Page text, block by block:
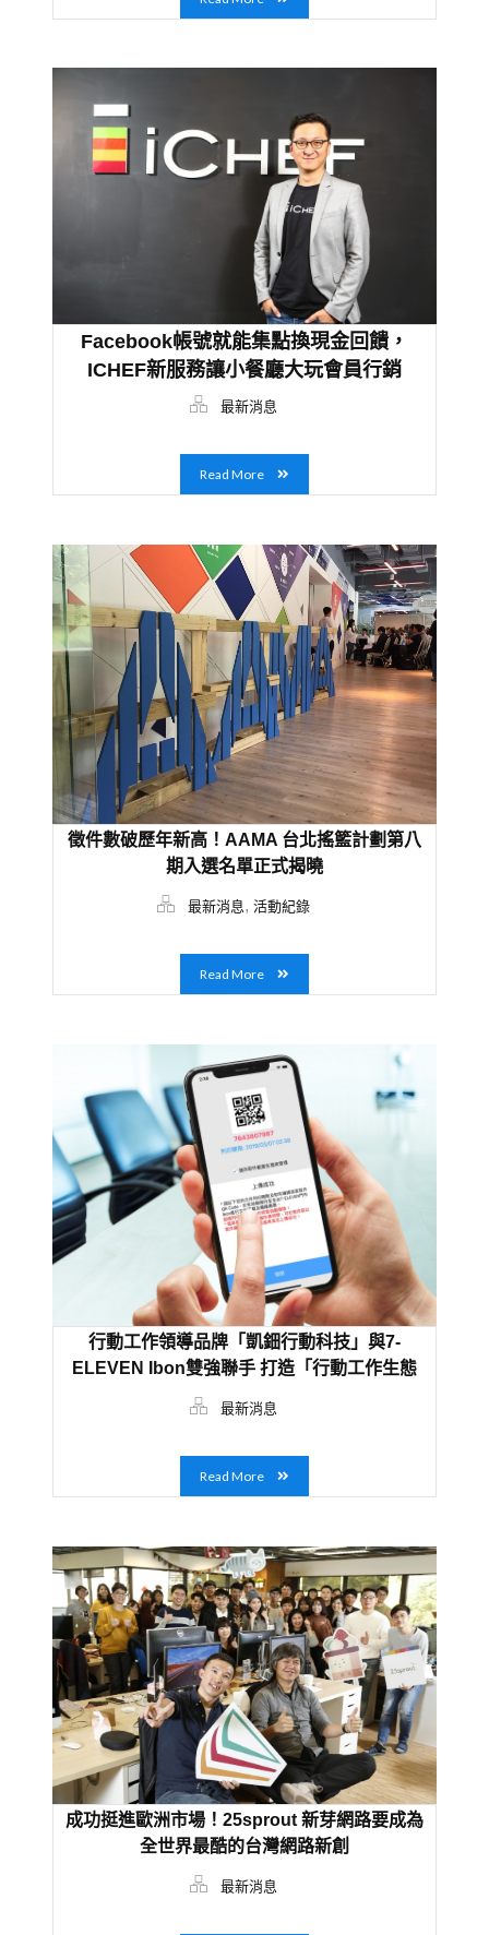
Facebook帳號就能集點換現金回饋，
ICHEF新服務讓小餐廳大玩會員行銷
最新消息
Read More
徵件數破歷年新高！AAMA 台北搖籃計劃第八
期入選名單正式揭曉
最新消息, 活動紀錄
Read More
行動工作領導品牌「凱鈿行動科技」與7-
ELEVEN Ibon雙強聯手 打造「行動工作生態
最新消息
Read More
成功挺進歐洲市場！25sprout 新芽網路要成為
全世界最酷的台灣網路新創
最新消息